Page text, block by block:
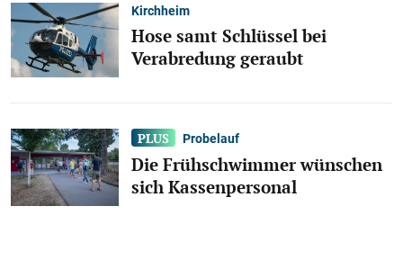
Kirchheim
Hose samt Schlüssel bei
Verabredung geraubt
Probelauf
Die Frühschwimmer wünschen
sich Kassenpersonal